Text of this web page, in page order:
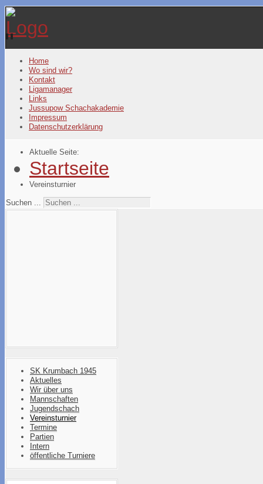
Home
Wo sind wir?
Kontakt
Ligamanager
Links
Jussupow Schachakademie
Impressum
Datenschutzerklärung
Aktuelle Seite:
Startseite
Vereinsturnier
Suchen ...
SK Krumbach 1945
Aktuelles
Wir über uns
Mannschaften
Jugendschach
Vereinsturnier
Termine
Partien
Intern
öffentliche Turniere
Year
Month
Year
Month